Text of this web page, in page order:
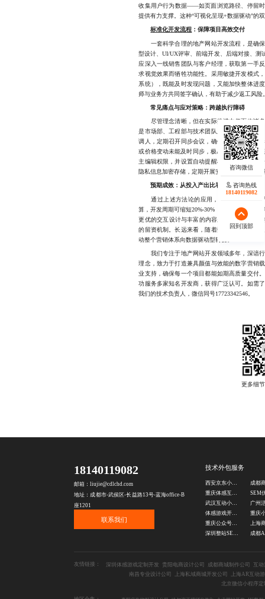
收集用户行为数据——如页面浏览路径、停留
提供有力支撑。这种“可视化呈现+数据驱动”的
标准化开发流程 ：保障项目高效交付
一套科学合理的地产网站开发流程，是确保
型设计、UI/UX评审、前端开发、后端对接、测
应深入一线销售团队与客户经理，获取第一手
求视觉效果而牺牲功能性。采用敏捷开发模式
系统），既能及时发现问题，又能加快整体进
师与业务方共同签字确认，有助于减少返工风险
常见痛点与应对策略：跨越执行障碍
尽管理念清晰，但在实际推进中仍面临诸多
是市场部、工程部与技术团队之间信息不对称
调人，定期召开同步会议，确保各方在同一节
或价格变动未能及时同步，极易引发客户质疑
主编辑权限，并设置自动提醒机制。至于数据
隐私信息加密存储，定期开展安全审计，杜绝泄
预期成效：从投入产出比看价值回报
通过上述方法论的应用，一套规范化的地
算，开发周期可缩短20%-30%，得益于流程优
更优的交互设计与丰富的内容呈现；潜在客户
的留资机制。长远来看，随着数据积累与算法
动整个营销体系向数据驱动型转变。
我们专注于地产网站开发领域多年，深谙行
理念，致力于打造兼具颜值与效能的数字营销
业支持，确保每一个项目都能如期高质量交付
功服务多家知名开发商，获得广泛认可。如需
我们的技术负责人，微信同号17723342546。
咨询热线
18140119082
回到顶部
18140119082
邮箱：liujie@cdlchd.com
地址：成都市-武侯区-长益路13号-蓝海office-B
座1201
联系我们
技术外包服务
西安京东小程序定制
重庆体感互动游戏开发
SEM
武汉互动小程序开发
体感游戏开发公司
重庆公众号制作公司
深圳整站SEO优化公司
友情链接： 深圳体感游戏定制开发 贵阳电商设计公司 成都商城制作公司
互动
南昌专业设计公司
上海私域商城开发公司
上海AR互动
北京微信小程序定